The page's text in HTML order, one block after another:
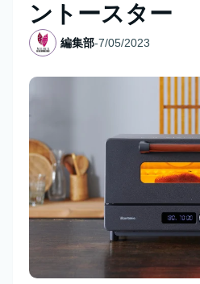
ントースター
編集部-7/05/2023